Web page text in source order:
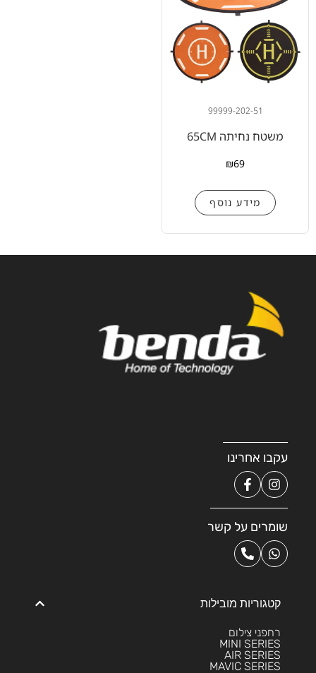
99999-202-51
משטח נחיתה 65CM
₪69
מידע נוסף
עקבו אחרינו
שומרים על קשר
קטגוריות מובילות
רחפני צילום
MINI SERIES
AIR SERIES
MAVIC SERIES